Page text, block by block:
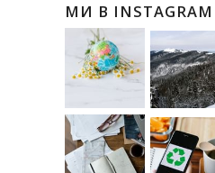
МИ В INSTAGRAM